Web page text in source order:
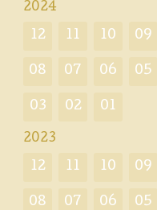
2024
12 11 10 09
08 07 06 05
03 02 01
2023
12 11 10 09
08 07 06 05